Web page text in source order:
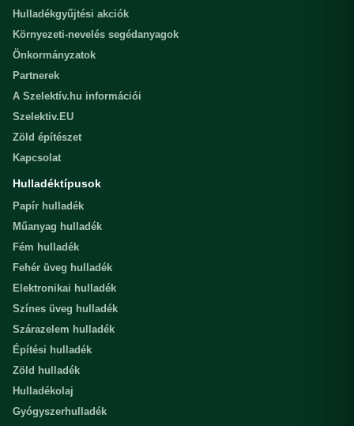
Hulladékgyűjtési akciók
Környezeti-nevelés segédanyagok
Önkormányzatok
Partnerek
A Szelektív.hu információi
Szelektiv.EU
Zöld építészet
Kapcsolat
Hulladéktípusok
Papír hulladék
Műanyag hulladék
Fém hulladék
Fehér üveg hulladék
Elektronikai hulladék
Színes üveg hulladék
Szárazelem hulladék
Építési hulladék
Zöld hulladék
Hulladékolaj
Gyógyszerhulladék